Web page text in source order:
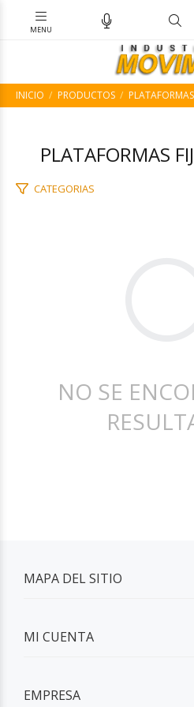
INICIO PRODUCTOS
PLATAFORMAS
CATEGORIAS
NO SE
MAPA DEL SITIO
MI CUENTA
EMPRESA